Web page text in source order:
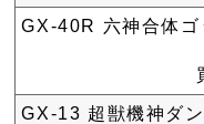
GX-40R 六神合体ゴ
GX-13 超獣機神ダ